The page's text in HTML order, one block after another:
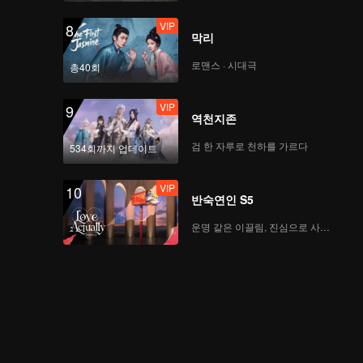
8
총40회
VIP
막리
로맨스 · 시대극
9
534회까지 업데이트
VIP
역천지존
검 한 자루로 천하를 가르다
10 VIP
반숙연인 S5
운명 같은 이끌림, 진심으로 사랑하다